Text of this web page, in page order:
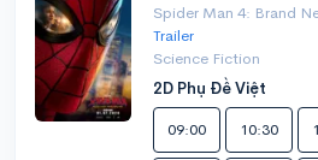
Spider Man 4: Brand
Trailer
Science Fiction
2D Phụ Đề Việt
09:00
10:30